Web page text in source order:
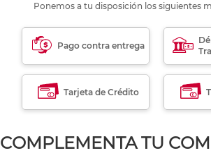
Ponemos a tu disposición los siguientes
Pago contra entrega
Tarjeta de Crédito
COMPLEMENTA TU